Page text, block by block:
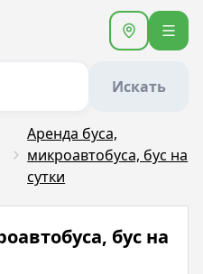
Искать
Аренда буса,
микроавтобуса, бус на
сутки
бус на